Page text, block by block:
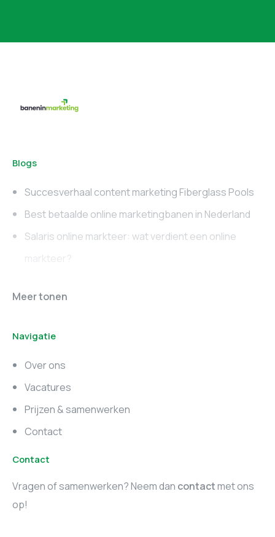
Blogs
Succesverhaal content marketing Fiberglass Pools
Best betaalde online marketingbanen in Nederland
Salaris online markteer: wat verdient een online
markteer?
Online marketing
Marketing vacatures
Zuid-Holland
Marketing vacatures
Utrecht
Meer tonen
Navigatie
Over ons
Vacatures
Prijzen & samenwerken
Contact
Contact
Vragen of samenwerken? Neem dan contactmet ons
op!